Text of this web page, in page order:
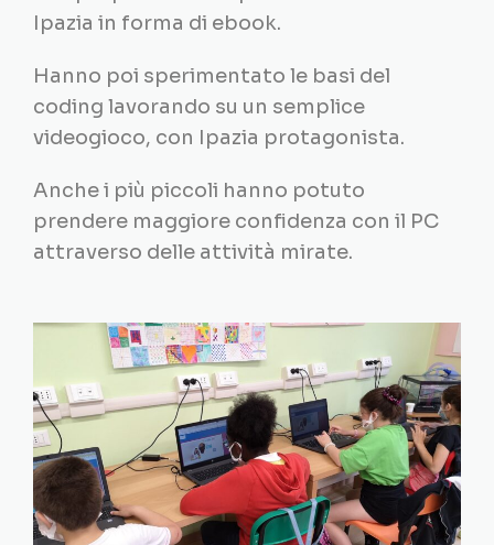
Ipazia in forma di ebook.
Hanno poi sperimentato le basi del
coding lavorando su un semplice
videogioco, con Ipazia protagonista.
Anche i più piccoli hanno potuto
prendere maggiore confidenza con il PC
attraverso delle attività mirate.